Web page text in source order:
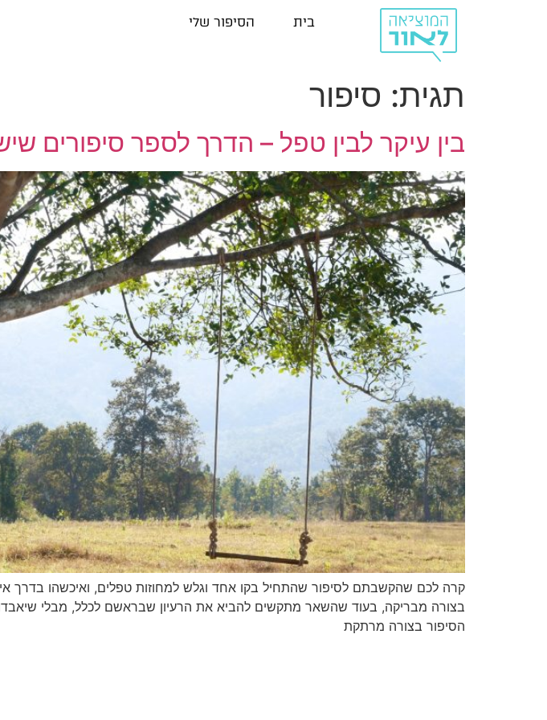
בית הסיפור שלי
תגית: סיפור
בין עיקר לבין טפל – הדרך לספר סיפורים
קרה לכם שהקשבתם לסיפור שהתחיל בקו אחד וגלש למחוזות טפלים, ואיכשהו בדרך
בצורה מבריקה, בעוד שהשאר מתקשים להביא את הרעיון שבראשם לכלל, מבלי
הסיפור בצורה מרתקת